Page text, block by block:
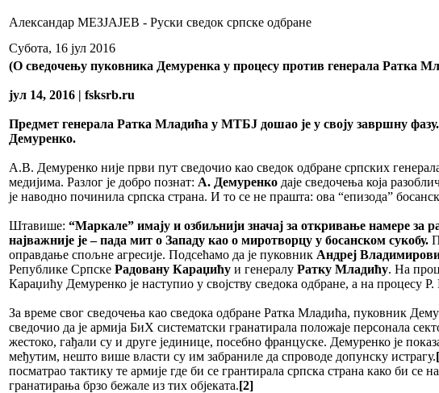
Александар МЕЗЈАЈЕВ - Руски сведок српске одбране
Субота, 16 јул 2016
(О сведочењу пуковника Демуренка у процесу против генерала Ратка
јул 14, 2016 | fsksrb.ru
Предмет генерала Ратка Младића у МТБЈ дошао је у своју завршну
Демуренко.
А.В. Демуренко није први пут сведочио као сведок одбране српских
медијима. Разлог је добро познат: А. Демуренко даје сведочења која
је наводно починила српска страна. И то се не прашта: ова “епизода”
Штавише: “Маркале” имају и озбиљнији значај за откривање намере
најважније је – пада мит о Западу као о миротворцу у босанском сукобу.
оправдање спољне агресије. Подсећамо да је пуковник Андреј
Републике Српске Радовану Караџићу и генералу Ратку Младићу. На
Караџићу Демуренко је наступио у својству сведока одбране, а на процесу
За време свог сведочења као сведока одбране Ратка Младића, пуковник
сведочио да је армија БиХ систематски гранатирала положаје персонала
жестоко, гађали су и друге јединице, посебно француске. Демуренко је
међутим, нешто више власти су им забраниле да спроводе допунску истрагу.
посматрао тактику те армије где би се грантирала српска страна како би
гранатирања брзо бежале из тих објеката.[2]